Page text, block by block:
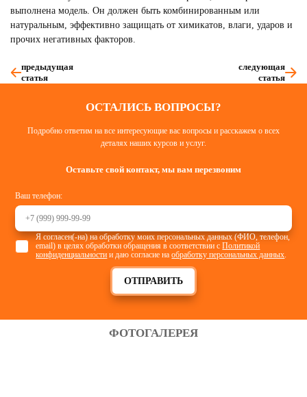
выполнена модель. Он должен быть комбинированным или
натуральным, эффективно защищать от химикатов, влаги, ударов и
прочих негативных факторов.
предыдущая
статья
следующая
статья
ОСТАЛИСЬ ВОПРОСЫ?
Подробно ответим на все интересующие вас вопросы и расскажем о всех
деталях наших курсов и услуг.
Оставьте свой контакт, мы вам перезвоним
Ваш телефон:
ОТПРАВИТЬ
Я согласен(-на) на обработку моих персональных данных (ФИО, телефон,
email) в целях обработки обращения в соответствии сПолитикой
конфиденциальности и даю согласие наобработку персональных данных.
ФОТОГАЛЕРЕЯ